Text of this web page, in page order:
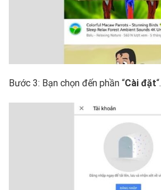
Bước 3: Bạn chọn đến phần “Cài đặt“.